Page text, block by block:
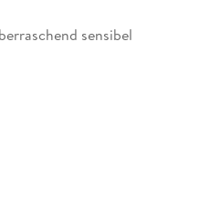
sensibel